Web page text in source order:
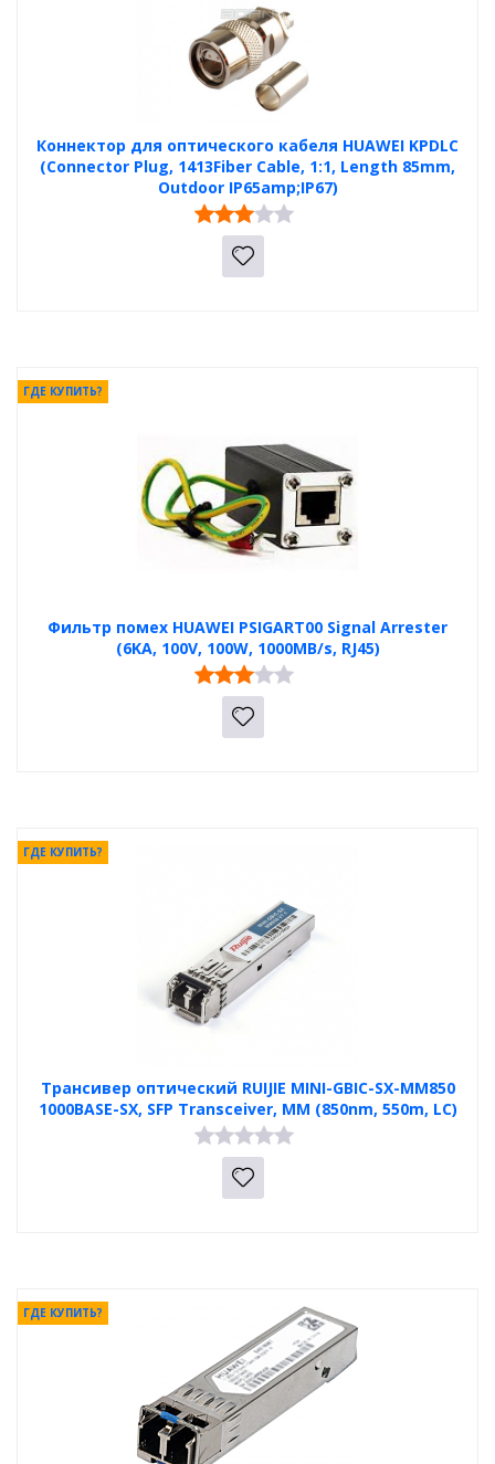
Коннектор для оптического кабеля HUAWEI KPDLC
(Connector Plug, 1413Fiber Cable, 1:1, Length 85mm,
Outdoor IP65amp;IP67)
Фильтр помех HUAWEI PSIGART00 Signal Arrester
(6KA, 100V, 100W, 1000MB/s, RJ45)
ГДЕ КУПИТЬ?
Трансивер оптический RUIJIE MINI-GBIC-SX-MM850
1000BASE-SX, SFP Transceiver, MM (850nm, 550m, LC)
ГДЕ КУПИТЬ?
ГДЕ КУПИТЬ?